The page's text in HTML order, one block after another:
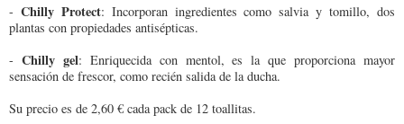
- Chilly Protect: Incorporan ingredientes como salvia y tomillo, dos
plantas con propiedades antisépticas.
- Chilly gel: Enriquecida con mentol, es la que proporciona mayor
sensación de frescor, como recién salida de la ducha.
Su precio es de 2,60 € cada pack de 12 toallitas.